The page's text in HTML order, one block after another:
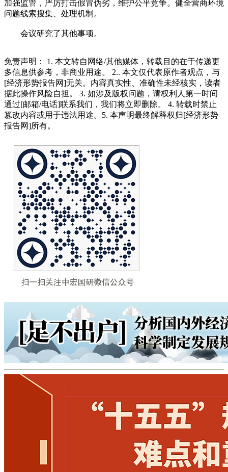
加强监管，严厉打击假冒伪劣，维护公平竞争。健全营商环境
问题线索搜集、处理机制。
会议研究了其他事项。
免责声明： 1. 本文转自网络/其他媒体，转载目的在于传递更
多信息供参考，非商业用途。 2.. 本文仅代表原作者观点，与
[经济形势报告网]无关。内容真实性、准确性未经核实，读者
据此操作风险自担。 3. 如涉及版权问题，请权利人第一时间
通过[邮箱/电话]联系我们，我们将立即删除。 4. 转载时禁止
篡改内容或用于违法用途。5. 本声明最终解释权归[经济形势
报告网]所有。